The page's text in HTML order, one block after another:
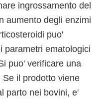
ingrossamento del
aumento degli enzimi
puo'
parametri ematologici
puo' verificare una
il prodotto viene
parto nei bovini, e'